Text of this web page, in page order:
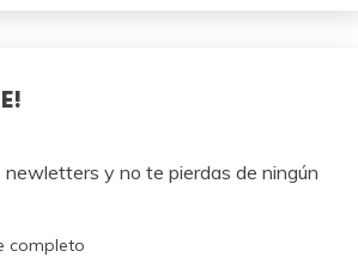
newletters y no te pierdas de ningún
completo